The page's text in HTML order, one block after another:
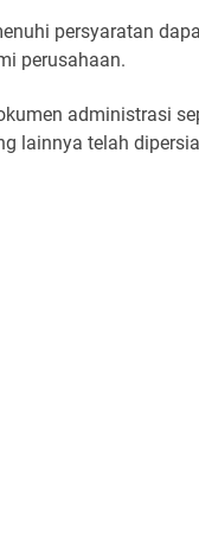
persyaratan
perusahaan.
administrasi
lainnya telah